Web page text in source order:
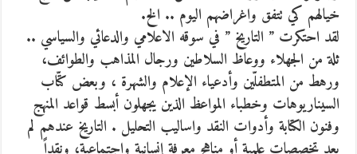
خيالهم كي تتفق واغراضهم اليوم .. الخ.
لقد احتكرت ” التاريخ ” في سوقه الاعلامي والدعائي والسياسي ..
ثلة من الجهلاء ووعاظ السلاطين ورجال المذاهب والطوائف،
ورهط من المتطفلّين وأدعياء الإعلام والشهرة ، وبعض كتّاب
السيناريوهات وخطباء المواعظ الذين يجهلون أبسط قواعد المنهج
وفنون الكتابة وأدوات النقد واساليب التحليل . التاريخ عندهم لم